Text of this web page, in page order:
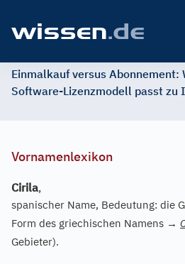
Einmalkauf versus Abonnement:
Software-Lizenzmodell passt zu
Vornamenlexikon
Cirila,
spanischer Name, Bedeutung: die
Form des griechischen Namens →
Gebieter).